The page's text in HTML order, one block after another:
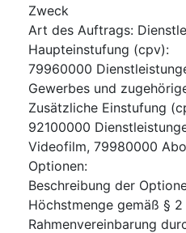
Zweck
Art des Auftrags:
Haupteinstufung (cpv):
79960000
Gewerbes und
Zusätzliche Einstufung (
92100000
Videofilm, 79980000
Optionen:
Beschreibung der
Höchstmenge gemäß § 2
Rahmenvereinbarung